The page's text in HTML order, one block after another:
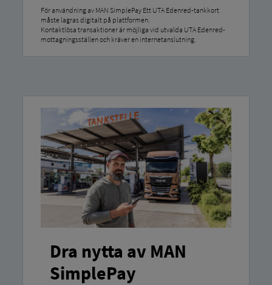
För användning av MAN SimplePay Ett UTA Edenred-tankkort
måste lagras digitalt på plattformen.
Kontaktlösa transaktioner är möjliga vid utvalda UTA Edenred-
mottagningsställen och kräver en internetanslutning.
Dra nytta av MAN
SimplePay